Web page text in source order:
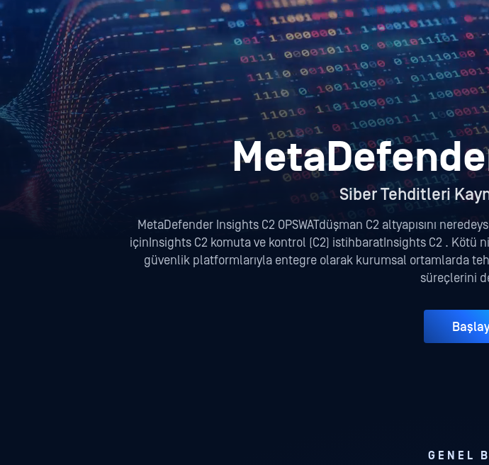
Siber Tehditleri
MetaDefender Insights C2 OPSWATdüşman C2 altyapısını
içinInsights C2 komuta ve kontrol (C2) istihbaratInsights C2 .
güvenlik platformlarıyla entegre olarak kurumsal ortamlarda
süreçlerini
GENEL